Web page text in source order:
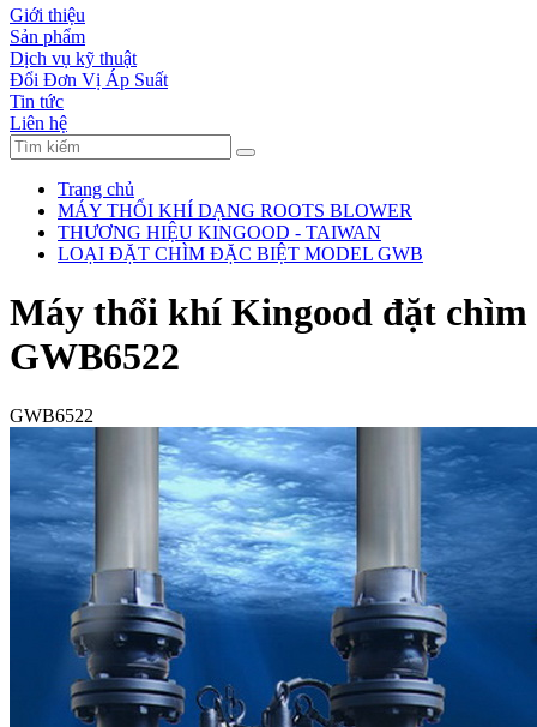
Giới thiệu
Sản phẩm
Dịch vụ kỹ thuật
Đổi Đơn Vị Áp Suất
Tin tức
Liên hệ
Trang chủ
MÁY THỔI KHÍ DẠNG ROOTS BLOWER
THƯƠNG HIỆU KINGOOD - TAIWAN
LOẠI ĐẶT CHÌM ĐẶC BIỆT MODEL GWB
Máy thổi khí Kingood đặt chìm
GWB6522
GWB6522